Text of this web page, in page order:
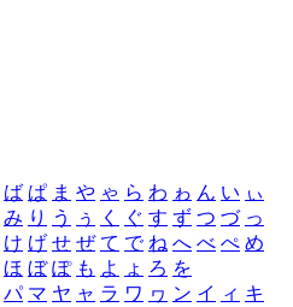
ば ぱ ま や ゃ ら わ ゎ ん い ぃ
み り う ぅ く ぐ す ず つ づ っ
け げ せ ぜ て で ね へ べ ぺ め
ほ ぼ ぽ も よ ょ ろ を
パ マ ヤ ャ ラ ワ ヮ ン イ ィ キ